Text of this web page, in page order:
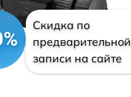
Скидка по
предварительной
записи на сайте